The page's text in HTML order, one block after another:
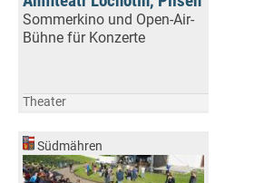
Sommerkino und Open-Air-
Bühne für Konzerte
Theater
Südmähren